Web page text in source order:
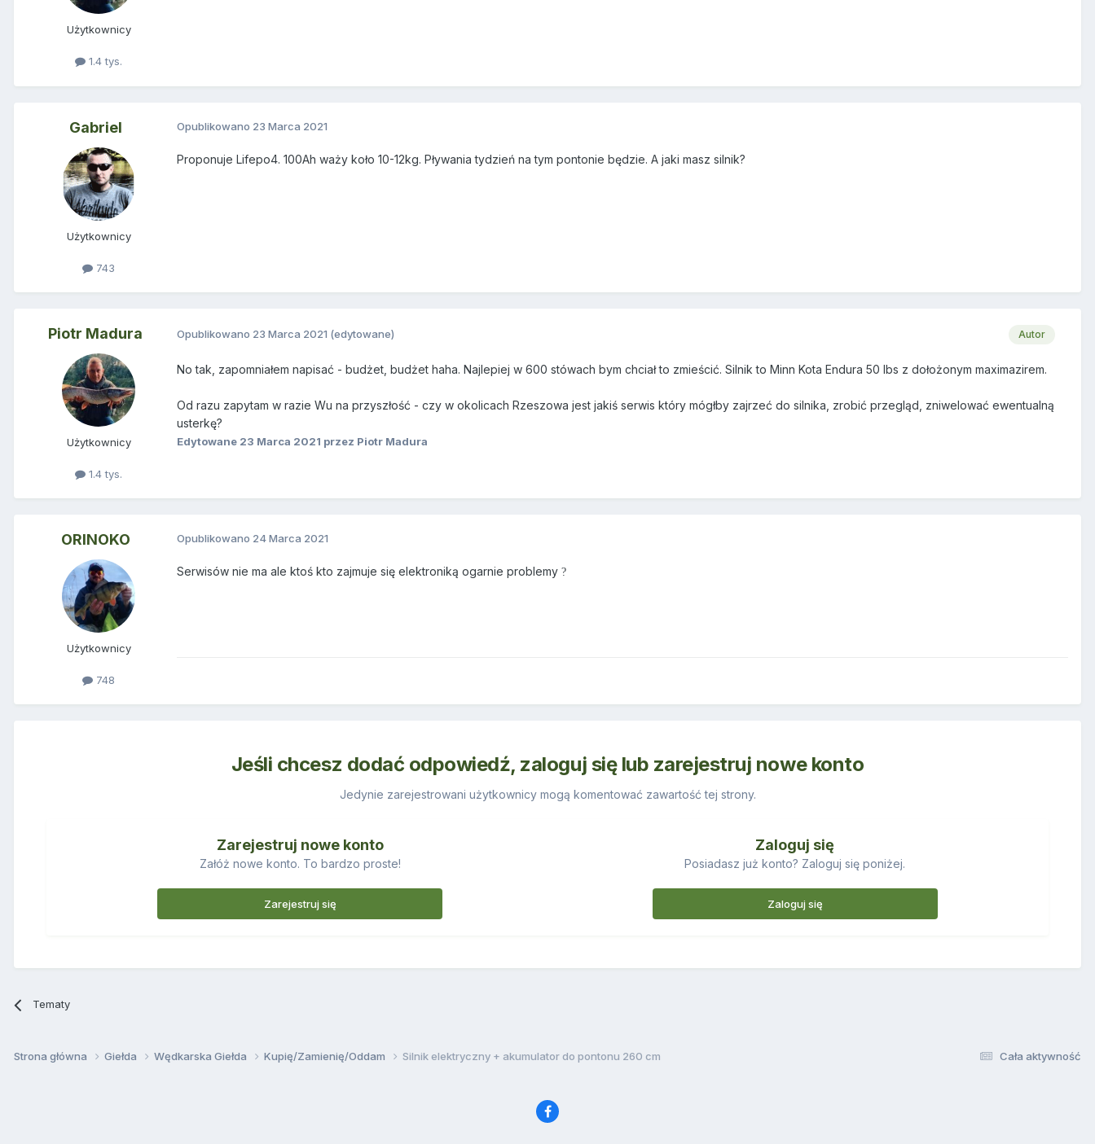
Użytkownicy
1.4 tys.
Gabriel
Użytkownicy
743
Opublikowano 23 Marca 2021
Proponuje Lifepo4. 100Ah waży koło 10-12kg. Pływania tydzień na tym pontonie będzie. A jaki masz silnik?
Piotr Madura
Użytkownicy
1.4 tys.
Autor
Opublikowano 23 Marca 2021 (edytowane)
No tak, zapomniałem napisać - budżet, budżet haha. Najlepiej w 600 stówach bym chciał to zmieścić. Silnik to Minn Kota Endura 50 lbs z dołożonym maximazirem.
Od razu zapytam w razie Wu na przyszłość - czy w okolicach Rzeszowa jest jakiś serwis który mógłby zajrzeć do silnika, zrobić przegląd, zniwelować ewentualną
usterkę?
Edytowane 23 Marca 2021 przez Piotr Madura
ORINOKO
Użytkownicy
748
Opublikowano 24 Marca 2021
Serwisów nie ma ale ktoś kto zajmuje się elektroniką ogarnie problemy ?
Jeśli chcesz dodać odpowiedź, zaloguj się lub zarejestruj nowe konto
Jedynie zarejestrowani użytkownicy mogą komentować zawartość tej strony.
Zarejestruj nowe konto
Załóż nowe konto. To bardzo proste!
Zarejestruj się
Zaloguj się
Posiadasz już konto? Zaloguj się poniżej.
Zaloguj się
Tematy
Cała aktywność
Strona główna Giełda Wędkarska Giełda Kupię/Zamienię/Oddam Silnik elektryczny + akumulator do pontonu 260 cm